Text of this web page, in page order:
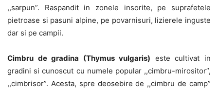
,,sarpun”. Raspandit in zonele insorite, pe suprafetele
pietroase si pasuni alpine, pe povarnisuri, lizierele inguste
dar si pe campii.
Cimbru de gradina (Thymus vulgaris) este cultivat in
gradini si cunoscut cu numele popular ,,cimbru-mirositor”,
,,cimbrisor”. Acesta, spre deosebire de ,,cimbru de camp”